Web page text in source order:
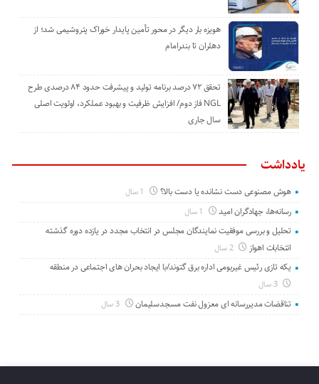
هویزه بار دیگر در محور تأمین پایدار خوراک پتروشیمی شد؛ از
دهلران تا بندرامام
تحقق ۷۲ درصد برنامه تولید و پیشرفت حدود ۸۴ درصدی طرح
NGL فاز دوم/ افزایش ظرفیت و بهبود عملکرد، اولویت اصلی
سال جاری
یادداشت
هوش مصنوعی دست نشانده یا دست بالا؟
رسانه‌ها، جهادگران امید
تحلیل و بررسی موفقیت نمایندگان مجلس در انتخاب مجدد در یازده دوره گذشته
انتخابات اهواز
2 سال
یکه تازی رئیس غیربومی اداره برق گتوند/با ایجاد بحران های اجتماعی در منطقه
3 سال
تناقضات مدیررسانه ای معزول نفت مسجدسلیمان 3 سال